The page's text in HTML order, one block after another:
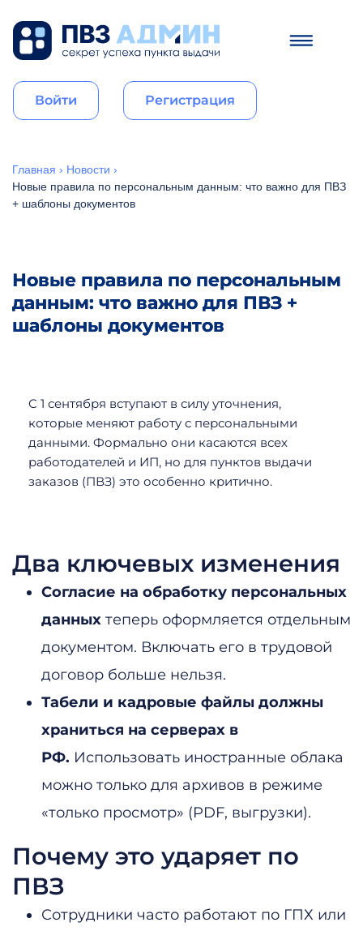
Войти Регистрация
Главная › Новости ›
Новые правила по персональным данным: что важно для ПВЗ
+ шаблоны документов
Новые правила по персональным
данным: что важно для ПВЗ +
шаблоны документов
С 1 сентября вступают в силу уточнения,
которые меняют работу с персональными
данными. Формально они касаются всех
работодателей и ИП, но для пунктов выдачи
заказов (ПВЗ) это особенно критично.
Два ключевых изменения
Согласие на обработку персональных
данных теперь оформляется отдельным
документом. Включать его в трудовой
договор больше нельзя.
Табели и кадровые файлы должны
храниться на серверах в
РФ. Использовать иностранные облака
можно только для архивов в режиме
«только просмотр» (PDF, выгрузки).
Почему это ударяет по
ПВЗ
Сотрудники часто работают по ГПХ или